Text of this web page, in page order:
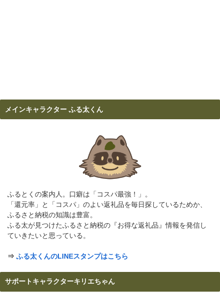
メインキャラクター ふる太くん
ふるとくの案内人。口癖は「コスパ最強！」。
「還元率」と「コスパ」のよい返礼品を毎日探しているためか、
ふるさと納税の知識は豊富。
ふる太が見つけたふるさと納税の『お得な返礼品』情報を発信し
ていきたいと思っている。
⇒ ふる太くんのLINEスタンプはこちら
サポートキャラクターキリエちゃん